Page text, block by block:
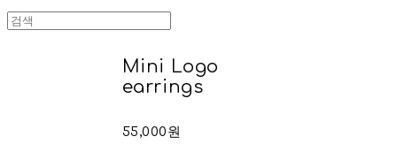
Mini Logo
earrings
55,000원